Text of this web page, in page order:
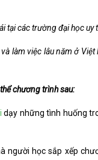
tại các trường đại học uy
làm việc lâu năm ở
chương trình sau:
dạy những tình huống
người học sắp xếp